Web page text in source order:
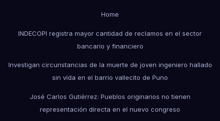
Home
INDECOPI registra mayor cantidad de reclamos en el sector
bancario y financiero
Investigan circunstancias de la muerte de joven ingeniero hallado
sin vida en el barrio vallecito de Puno
José Carlos Gutiérrez: Pueblos originarios no tienen
representación directa en el nuevo congreso